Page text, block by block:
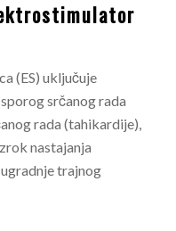
(ES) uključuje
srčanog rada
rada (tahikardije),
nastajanja
trajnog